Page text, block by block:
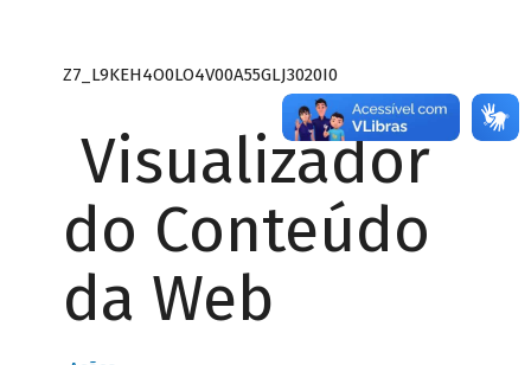
Z7_L9KEH4O0LO4V00A55GLJ3020I0
Visualizador
do Conteúdo
da Web